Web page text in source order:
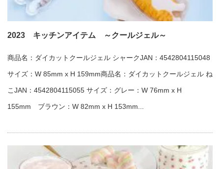
2023 キッチンアイテム ～クールジェル～
商品名：ダイカットクールジェル シャークJAN：4542804115048
サイズ：W 85mm x H 159mm商品名：ダイカットクールジェル ね
こJAN：4542804115055 サイズ：グレー：W 76mm x H
155mm ブラウン：W 82mm x H 153mm...